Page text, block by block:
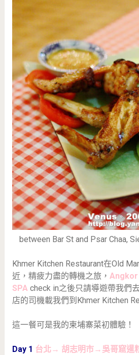
between Bar St and Psar Chaa,
Khmer Kitchen Restaurant在Old
近，精疲力盡的轉機之旅，
SPAcheck in之後只請導遊帶我們
店的司機載我們到Khmer Kitchen
這一餐可是我的柬埔寨菜初體驗！
Day 1 台北→ 胡志明市→吳哥窟暹